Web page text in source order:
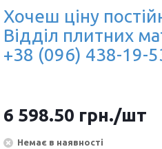
Хочеш ціну
Відділ плитних
+38 (096) 438-19-
6 598.50 грн./шт
Немає в наявності